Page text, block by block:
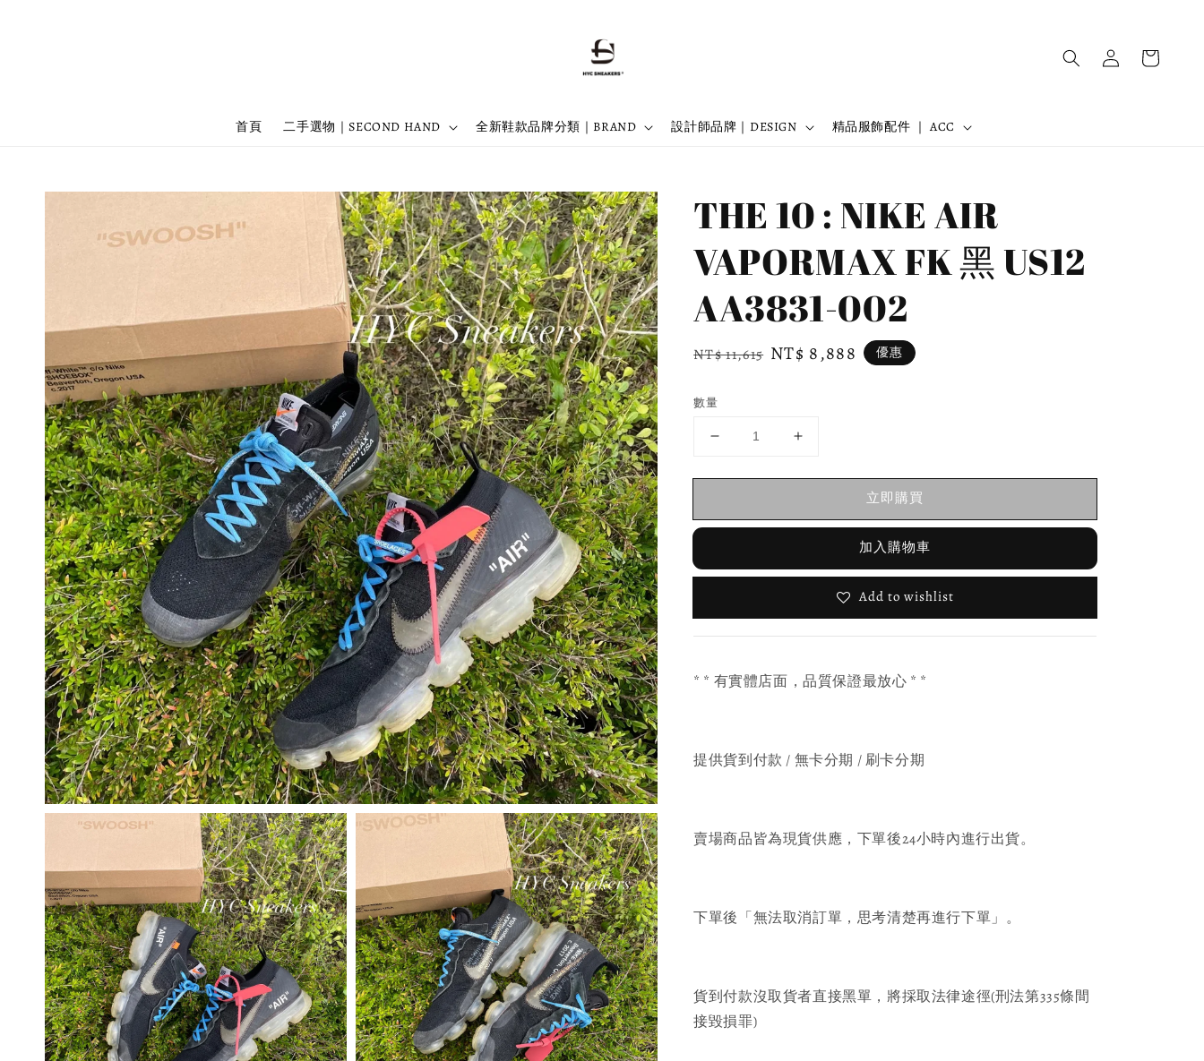
首頁 二手選物｜SECOND HAND 全新鞋款品牌分類｜BRAND 設計師品牌｜DESIGN 精品服飾配件 ｜ ACC
THE 10 : NIKE AIR
VAPORMAX FK 黑 US12
AA3831-002
Regular
NT$ 11,615 Sale
NT$ 8,888 優惠
數量
立即購買
加入購物車
Add to wishlist
* * 有實體店面，品質保證最放心 * *
提供貨到付款 / 無卡分期 / 刷卡分期
賣場商品皆為現貨供應，下單後24小時內進行出貨。
下單後「無法取消訂單，思考清楚再進行下單」。
貨到付款沒取貨者直接黑單，將採取法律途徑(刑法第335條間
接毀損罪)